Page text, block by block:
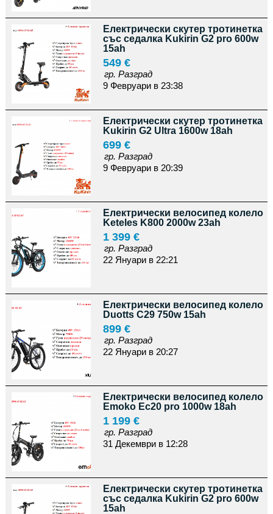
Електрически скутер тротинетка
със седалка Kukirin G2 pro 600w
15ah
549 €
гр. Разград
9 Февруари в 23:38
Електрически скутер тротинетка
Kukirin G2 Ultra 1600w 18ah
699 €
гр. Разград
9 Февруари в 20:39
Електрически велосипед колело
Keteles K800 2000w 23ah
1 399 €
гр. Разград
22 Януари в 22:21
Електрически велосипед колело
Duotts C29 750w 15ah
899 €
гр. Разград
22 Януари в 20:27
Електрически велосипед колело
Emoko Ec20 pro 1000w 18ah
1 199 €
гр. Разград
31 Декември в 12:28
Електрически скутер тротинетка
със седалка Kukirin G2 pro 600w
15ah